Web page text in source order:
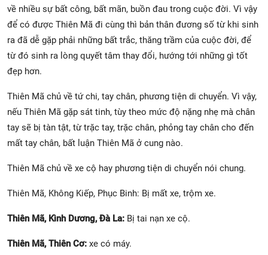
về nhiều sự bất công, bất mãn, buồn đau trong cuộc đời. Vì vậy
để có được Thiên Mã đi cùng thì bản thân đương số từ khi sinh
ra đã dễ gặp phải những bất trắc, thăng trầm của cuộc đời, để
từ đó sinh ra lòng quyết tâm thay đổi, hướng tới những gì tốt
đẹp hơn.
Thiên Mã chủ về tứ chi, tay chân, phương tiện di chuyển. Vì vậy,
nếu Thiên Mã gặp sát tinh, tùy theo mức độ nặng nhẹ mà chân
tay sẽ bị tàn tật, từ trặc tay, trặc chân, phỏng tay chân cho đến
mất tay chân, bất luận Thiên Mã ở cung nào.
Thiên Mã chủ về xe cộ hay phương tiện di chuyển nói chung.
Thiên Mã, Không Kiếp, Phục Binh: Bị mất xe, trộm xe.
Thiên Mã, Kình Dương, Đà La: Bị tai nạn xe cộ.
Thiên Mã, Thiên Cơ: xe có máy.